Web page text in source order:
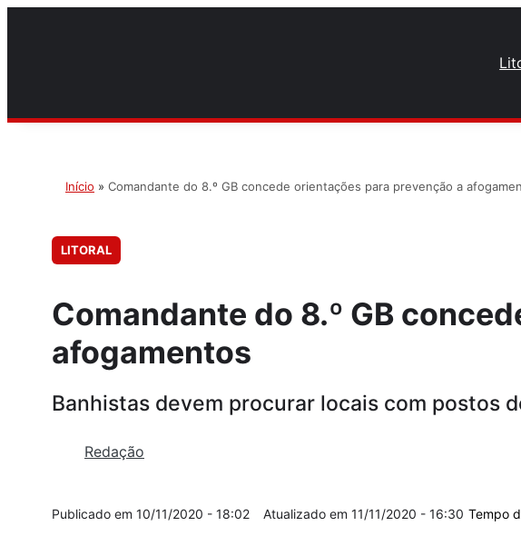
Início » Comandante do 8.º GB concede orientações para prevenção a
LITORAL
Comandante do 8.º GB
afogamentos
Banhistas devem procurar locais com postos
Redação
10/11/2020 - 18:02 11/11/2020 - 16:30